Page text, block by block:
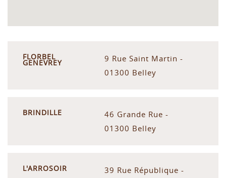
FLORBEL
GENEVREY
9 Rue Saint Martin -
01300 Belley
BRINDILLE
46 Grande Rue -
01300 Belley
L'ARROSOIR
39 Rue République -